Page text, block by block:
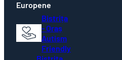
Bistrița
- Oraș
Autism
Friendly
Bistrița
- oraș